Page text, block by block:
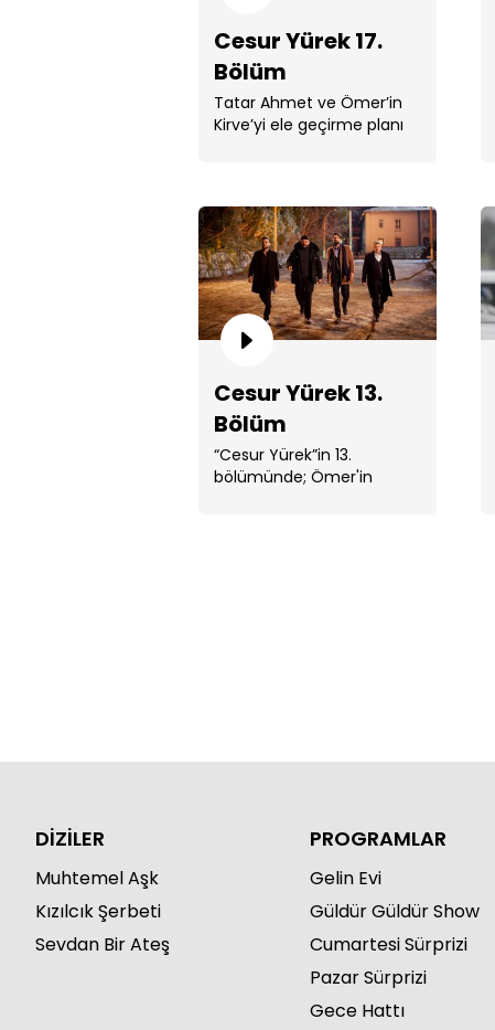
Cesur Yürek 17.
Bölüm
Tatar Ahmet ve Ömer’in
Kirve’yi ele geçirme planı
Cesur Yürek 13.
Bölüm
“Cesur Yürek”in 13.
bölümünde; Ömer'in
DİZİLER
Muhtemel Aşk
Kızılcık Şerbeti
Sevdan Bir Ateş
PROGRAMLAR
Gelin Evi
Güldür Güldür Show
Cumartesi Sürprizi
Pazar Sürprizi
Gece Hattı